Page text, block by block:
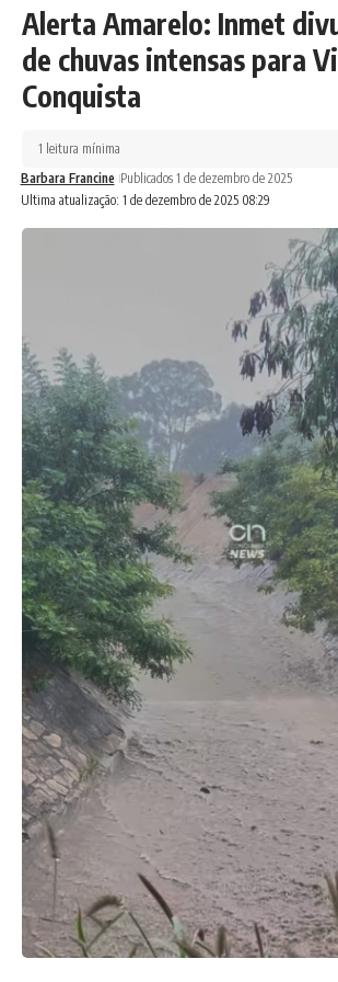
Alerta Amarelo: Inmet
de chuvas intensas para
Conquista
Ultima atualização: 1 de dezembro de 2025 08:29
Barbara Francine Publicados 1 de dezembro de 2025
1 leitura mínima